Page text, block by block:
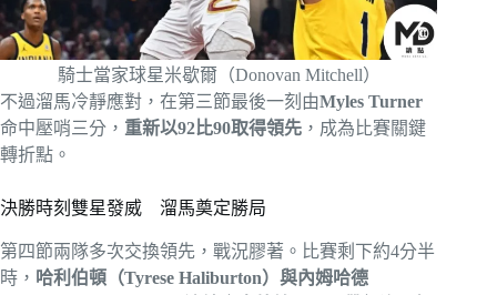
騎士當家球星米歇爾（Donovan Mitchell）
不過溜馬冷靜應對，在第三節最後一刻由Myles Turner
命中壓哨三分， 重新以92比90取得領先 ，成為比賽關鍵
轉折點。
決勝時刻雙星發威 溜馬奠定勝局
第四節兩隊多次交換領先，戰況膠著。比賽剩下約4分半
時， 哈利伯頓（Tyrese Haliburton）與內姆哈德